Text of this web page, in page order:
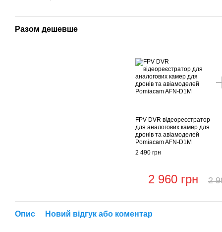
Разом дешевше
FPV DVR відеореєстратор
для аналогових камер для
дронів та авіамоделей
Pomiacam AFN-D1M
2 490 грн
2 960 грн 2
Опис Новий відгук або коментар